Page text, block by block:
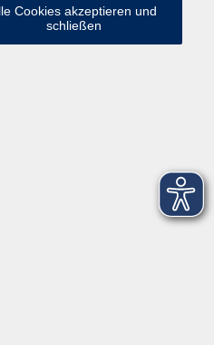
Cookies akzeptieren und
schließen